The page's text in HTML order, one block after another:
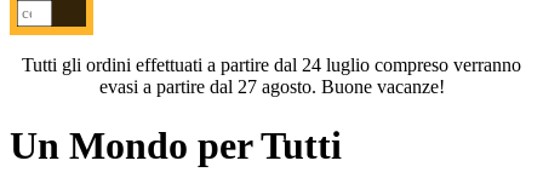
Tutti gli ordini effettuati a partire dal 24 luglio compreso verranno
evasi a partire dal 27 agosto. Buone vacanze!
Un Mondo per Tutti